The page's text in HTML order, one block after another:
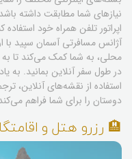
نیازهای شما مطابقت داشته
اپراتور تلفن همراه خود
آژانس مسافرتی آسمان سپید
محلی، به شما کمک می‌کند تا
در طول سفر آنلاین بمانید. به
استفاده از نقشه‌های آنلاین،
دوستان را برای شما فراهم
🏨 رزرو هتل و